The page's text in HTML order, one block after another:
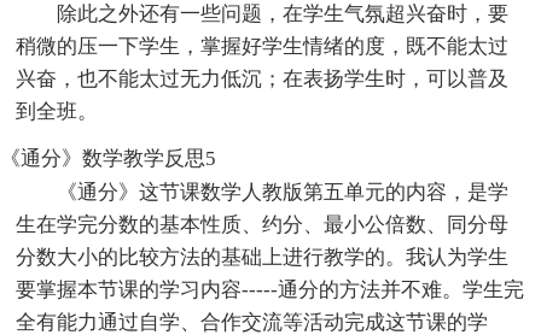
除此之外还有一些问题，在学生气氛超兴奋时，要
稍微的压一下学生，掌握好学生情绪的度，既不能太过
兴奋，也不能太过无力低沉；在表扬学生时，可以普及
到全班。
《通分》数学教学反思5
《通分》这节课数学人教版第五单元的内容，是学
生在学完分数的基本性质、约分、最小公倍数、同分母
分数大小的比较方法的基础上进行教学的。我认为学生
要掌握本节课的学习内容-----通分的方法并不难。学生完
全有能力通过自学、合作交流等活动完成这节课的学